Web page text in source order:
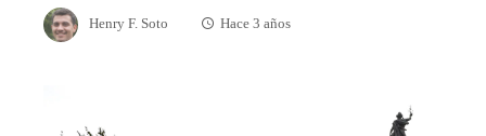
Henry F. Soto Hace 3 años